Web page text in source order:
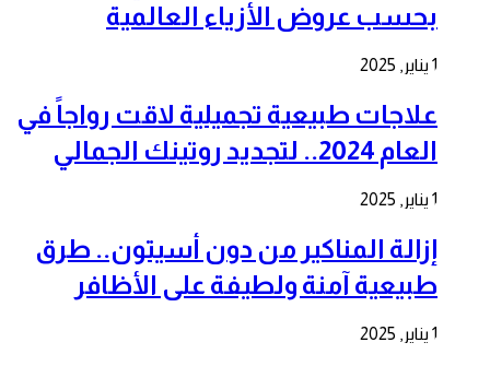
بحسب عروض الأزياء العالمية
1 يناير, 2025
علاجات طبيعية تجميلية لاقت رواجاً في
العام 2024.. لتجديد روتينك الجمالي
1 يناير, 2025
إزالة المناكير من دون أسيتون.. طرق
طبيعية آمنة ولطيفة على الأظافر
1 يناير, 2025